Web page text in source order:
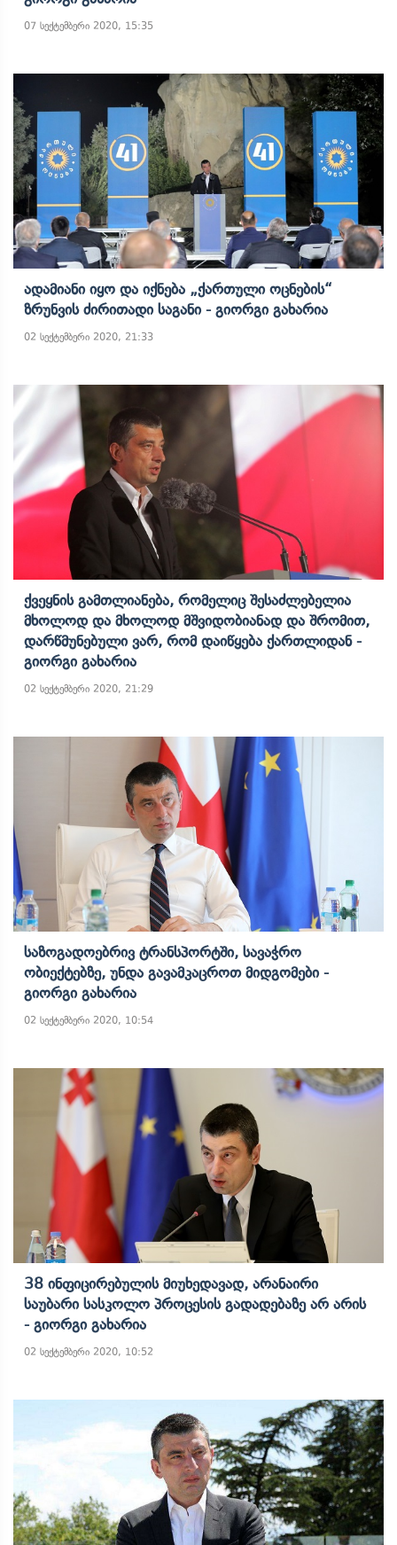
07 სექტემბერი 2020, 15:35
Ადამიანი Იყო Და Იქნება „ქართული Ოცნების“
Ზრუნვის Ძირითადი Საგანი - Გიორგი Გახარია
02 სექტემბერი 2020, 21:33
Ქვეყნის Გამთლიანება, Რომელიც Შესაძლებელია
Მხოლოდ Და Მხოლოდ Მშვიდობიანად Და Შრომით,
Დარწმუნებული Ვარ, Რომ Დაიწყება Ქართლიდან -
Გიორგი Გახარია
02 სექტემბერი 2020, 21:29
Საზოგადოებრივ Ტრანსპორტში, Სავაჭრო
Ობიექტებზე, Უნდა Გავამკაცროთ Მიდგომები -
Გიორგი Გახარია
02 სექტემბერი 2020, 10:54
38 Ინფიცირებულის Მიუხედავად, Არანაირი
Საუბარი Სასკოლო Პროცესის Გადადებაზე Არ Არის
- Გიორგი Გახარია
02 სექტემბერი 2020, 10:52